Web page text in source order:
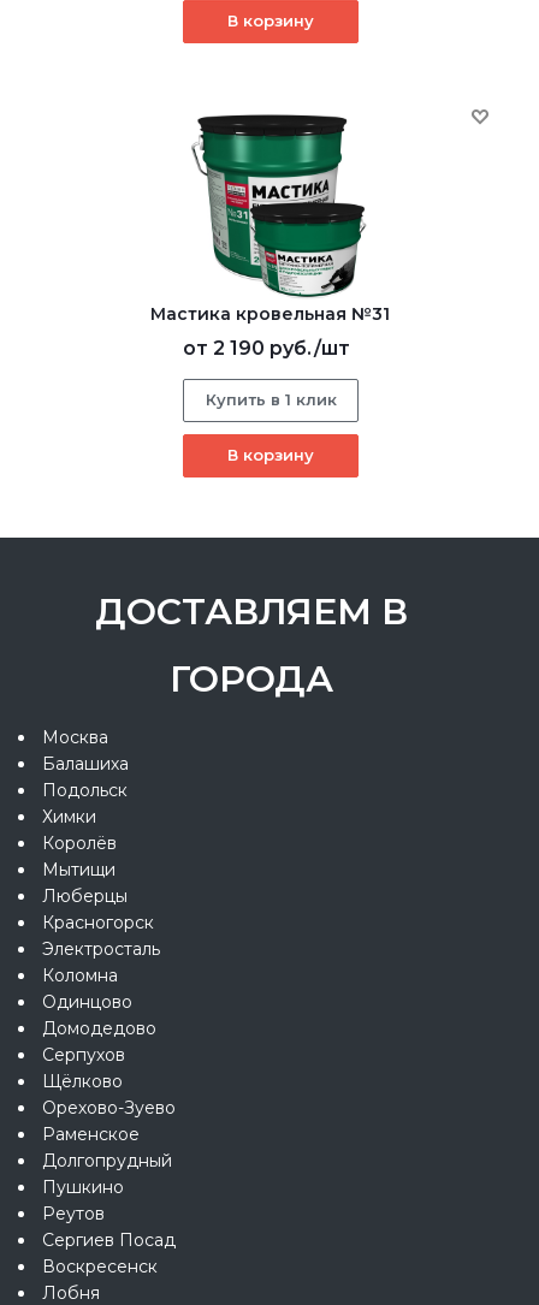
В корзину
Мастика кровельная №31
от 2 190 руб./шт
Купить в 1 клик
В корзину
ДОСТАВЛЯЕМ В
ГОРОДА
Москва
Балашиха
Подольск
Химки
Королёв
Мытищи
Люберцы
Красногорск
Электросталь
Коломна
Одинцово
Домодедово
Серпухов
Щёлково
Орехово-Зуево
Раменское
Долгопрудный
Пушкино
Реутов
Сергиев Посад
Воскресенск
Лобня